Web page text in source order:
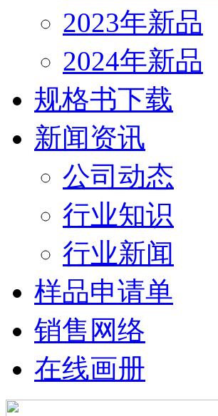
2023年新品
2024年新品
规格书下载
新闻资讯
公司动态
行业知识
行业新闻
样品申请单
销售网络
在线画册